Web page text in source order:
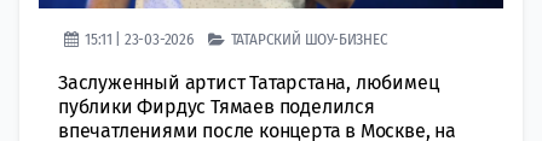
15:11 | 23-03-2026 ТАТАРСКИЙ ШОУ-БИЗНЕС
Заслуженный артист Татарстана, любимец
публики Фирдус Тямаев поделился
впечатлениями после концерта в Москве, на